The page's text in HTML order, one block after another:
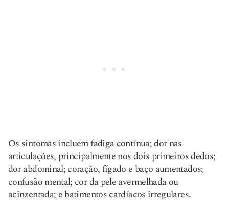
Os sintomas incluem fadiga contínua; dor nas
articulações, principalmente nos dois primeiros dedos;
dor abdominal; coração, fígado e baço aumentados;
confusão mental; cor da pele avermelhada ou
acinzentada; e batimentos cardíacos irregulares.